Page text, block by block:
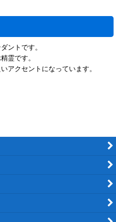
ントです。
霊です。
アクセントになっています。